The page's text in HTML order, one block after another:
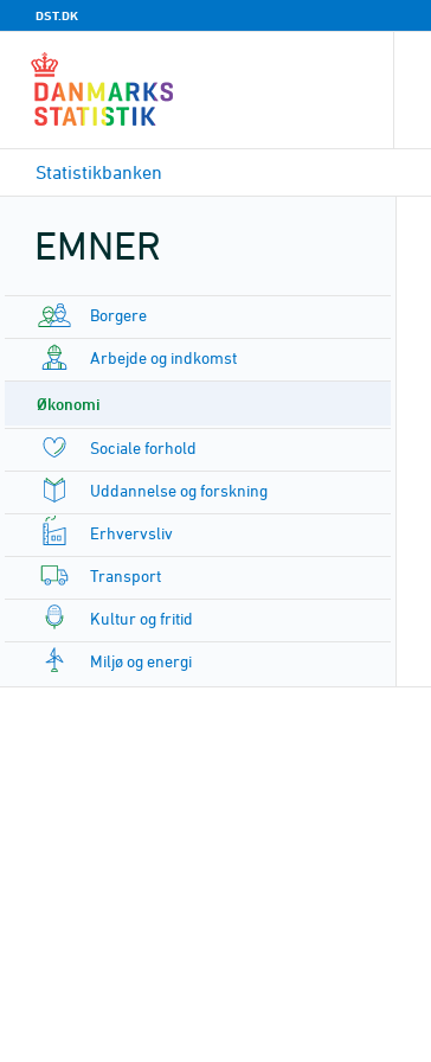
DST.DK
Statistikbanken
EMNER
Borgere
Arbejde og indkomst
Økonomi
Sociale forhold
Uddannelse og forskning
Erhvervsliv
Transport
Kultur og fritid
Miljø og energi